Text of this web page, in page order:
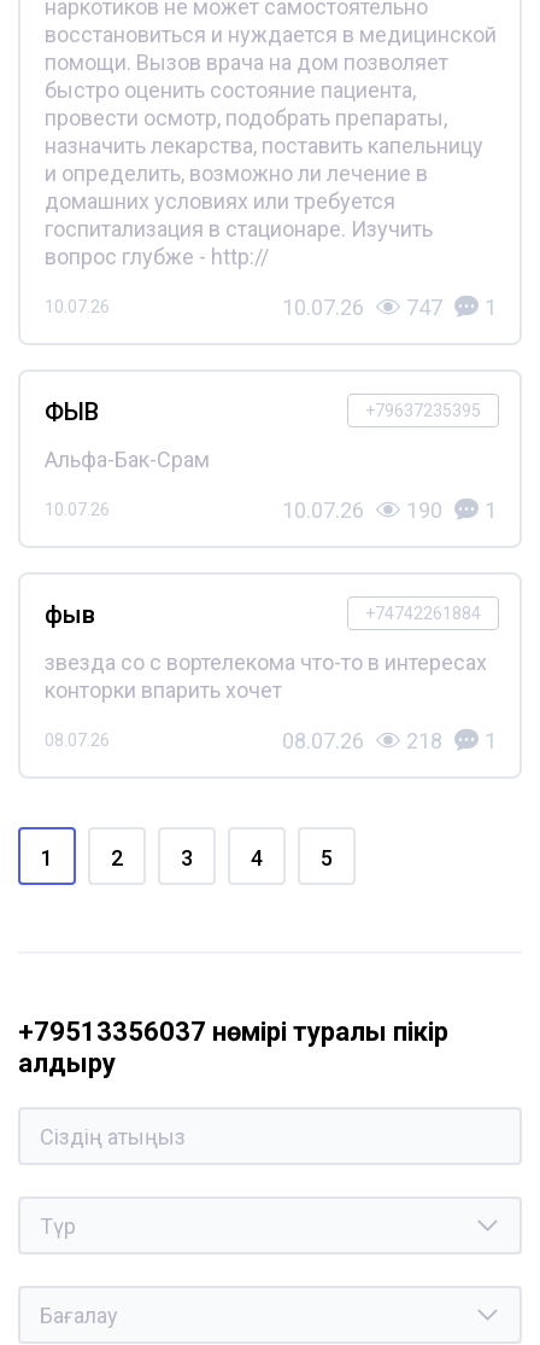
наркотиков не может самостоятельно
восстановиться и нуждается в медицинской
помощи. Вызов врача на дом позволяет
быстро оценить состояние пациента,
провести осмотр, подобрать препараты,
назначить лекарства, поставить капельницу
и определить, возможно ли лечение в
домашних условиях или требуется
госпитализация в стационаре. Изучить
вопрос глубже - http://
10.07.26 10.07.26 747 1
+79637235395
ФЫВ
Альфа-Бак-Срам
10.07.26 10.07.26 190 1
+74742261884
фыв
звезда со с вортелекома что-то в интересах
конторки впарить хочет
08.07.26 08.07.26 218 1
1 2 3 4 5
+79513356037 нөмірі туралы пікір
қалдыру